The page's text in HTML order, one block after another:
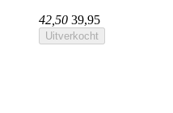
42,50 39,95
Uitverkocht